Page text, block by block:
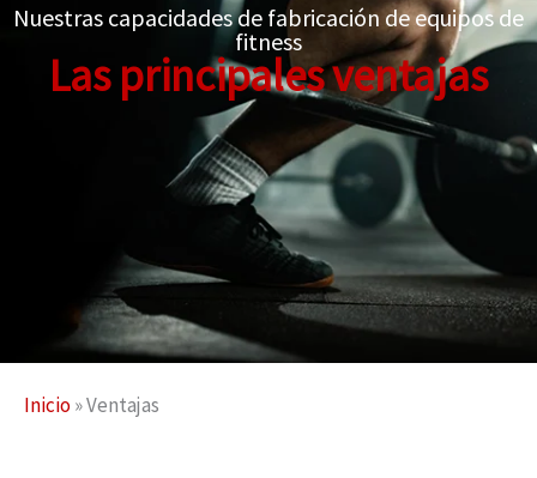
Nuestras capacidades de fabricación de equipos de
fitness
Las principales ventajas
Inicio»Ventajas